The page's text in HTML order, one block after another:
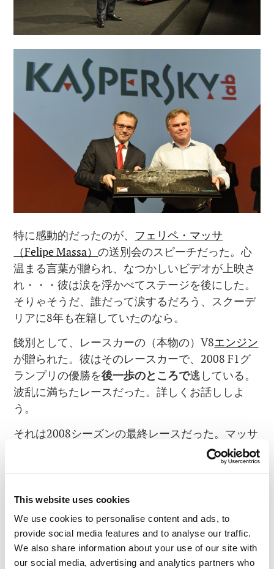
This website uses cookies
We use cookies to personalise content and ads, to
provide social media features and to analyse our traffic.
We also share information about your use of our site with
our social media, advertising and analytics partners who
特に感動的だったのが、 フェリペ・マッサ
（Felipe Massa）の送別会のスピーチだった。心
温まる言葉が贈られ、なつかしいビデオが上映さ
れ・・・彼は涙を浮かべてステージを後にした。
そりゃそうだ、誰だって涙するだろう、スクーデ
リアに8年も在籍していたのなら。
餞別として、レースカーの（本物の）V8エンジン
が贈られた。彼はそのレースカーで、2008 F1グ
ランプリの優勝を後一歩のところで逃している。
波乱に満ちたレースだった。詳しくお話ししよ
う。
それは2008シーズンの最終レースだった。マッサ
の故郷ブラジルで、チャンピオンを決めるレース
が開催された。レース前の得点は、ハミルトン
当時は1着に10点、2着に8点、3着に6点、以降5
点、4点、3点、2点、1点が与えられた。9着は0点
だ。したがって、マッサが1着になれば97点とな
り、ハミルトンが6着以降であれば、チャンピオ